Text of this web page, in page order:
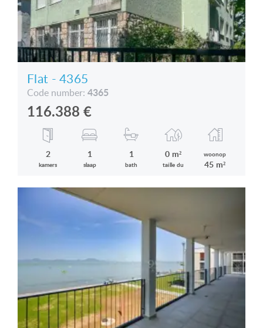
Flat - 4365
Code number: 4365
116.388 €
2
kamers
1
slaap
1
bath
0 m²
taille du
woonop
45 m²